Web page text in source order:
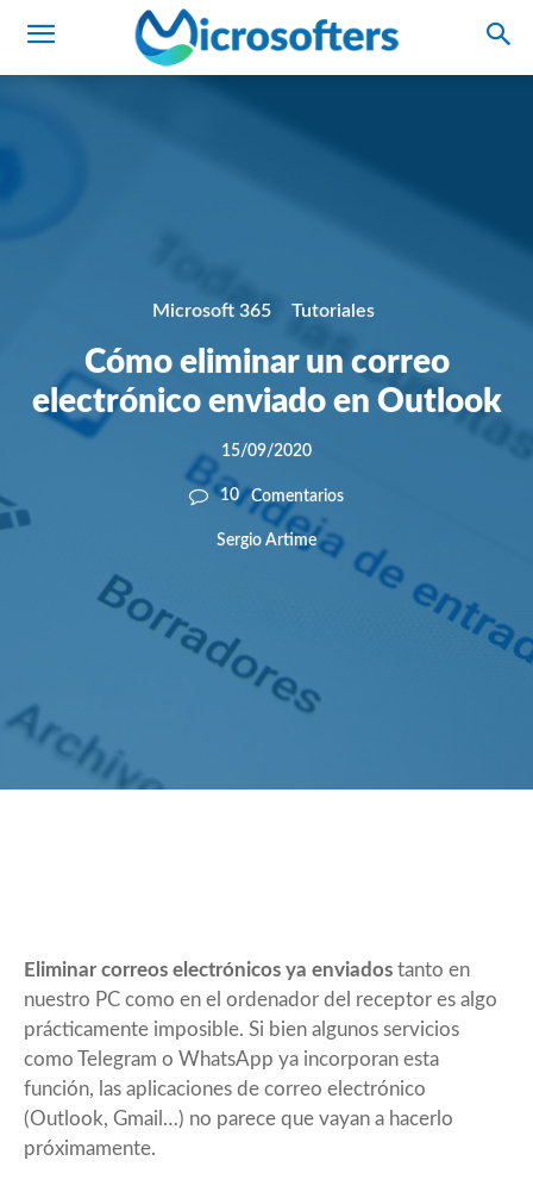
Microsoft 365 Tutoriales
Cómo eliminar un correo
electrónico enviado en Outlook
15/09/2020
10 Comentarios
Sergio Artime
Eliminar correos electrónicos ya enviados tanto en
nuestro PC como en el ordenador del receptor es algo
prácticamente imposible. Si bien algunos servicios
como Telegram o WhatsApp ya incorporan esta
función, las aplicaciones de correo electrónico
(Outlook, Gmail…) no parece que vayan a hacerlo
próximamente.